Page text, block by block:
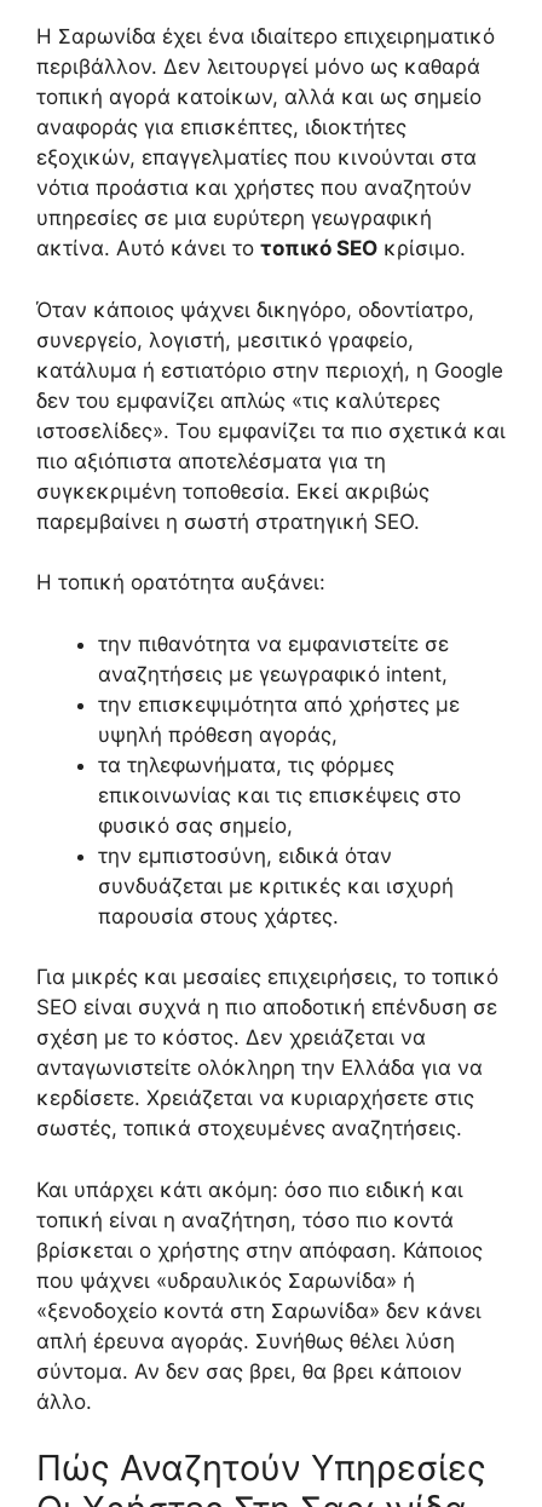
Η Σαρωνίδα έχει ένα ιδιαίτερο επιχειρηματικό
περιβάλλον. Δεν λειτουργεί μόνο ως καθαρά
τοπική αγορά κατοίκων, αλλά και ως σημείο
αναφοράς για επισκέπτες, ιδιοκτήτες
εξοχικών, επαγγελματίες που κινούνται στα
νότια προάστια και χρήστες που αναζητούν
υπηρεσίες σε μια ευρύτερη γεωγραφική
ακτίνα. Αυτό κάνει το τοπικό SEO κρίσιμο.
Όταν κάποιος ψάχνει δικηγόρο, οδοντίατρο,
συνεργείο, λογιστή, μεσιτικό γραφείο,
κατάλυμα ή εστιατόριο στην περιοχή, η Google
δεν του εμφανίζει απλώς «τις καλύτερες
ιστοσελίδες». Του εμφανίζει τα πιο σχετικά και
πιο αξιόπιστα αποτελέσματα για τη
συγκεκριμένη τοποθεσία. Εκεί ακριβώς
παρεμβαίνει η σωστή στρατηγική SEO.
Η τοπική ορατότητα αυξάνει:
την πιθανότητα να εμφανιστείτε σε
αναζητήσεις με γεωγραφικό intent,
την επισκεψιμότητα από χρήστες με
υψηλή πρόθεση αγοράς,
τα τηλεφωνήματα, τις φόρμες
επικοινωνίας και τις επισκέψεις στο
φυσικό σας σημείο,
την εμπιστοσύνη, ειδικά όταν
συνδυάζεται με κριτικές και ισχυρή
παρουσία στους χάρτες.
Για μικρές και μεσαίες επιχειρήσεις, το τοπικό
SEO είναι συχνά η πιο αποδοτική επένδυση σε
σχέση με το κόστος. Δεν χρειάζεται να
ανταγωνιστείτε ολόκληρη την Ελλάδα για να
κερδίσετε. Χρειάζεται να κυριαρχήσετε στις
σωστές, τοπικά στοχευμένες αναζητήσεις.
Και υπάρχει κάτι ακόμη: όσο πιο ειδική και
τοπική είναι η αναζήτηση, τόσο πιο κοντά
βρίσκεται ο χρήστης στην απόφαση. Κάποιος
που ψάχνει «υδραυλικός Σαρωνίδα» ή
«ξενοδοχείο κοντά στη Σαρωνίδα» δεν κάνει
απλή έρευνα αγοράς. Συνήθως θέλει λύση
σύντομα. Αν δεν σας βρει, θα βρει κάποιον
άλλο.
Πώς Αναζητούν Υπηρεσίες